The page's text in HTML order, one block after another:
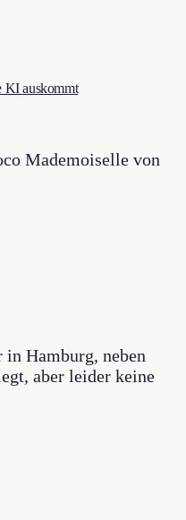
KI auskommt